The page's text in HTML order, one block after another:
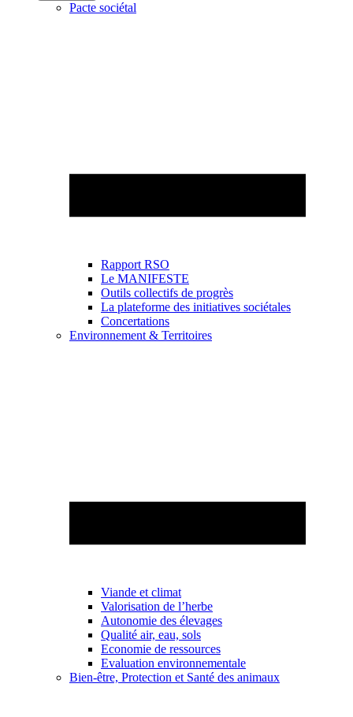
Pacte sociétal
Rapport RSO
Le MANIFESTE
Outils collectifs de progrès
La plateforme des initiatives sociétales
Concertations
Environnement & Territoires
Viande et climat
Valorisation de l’herbe
Autonomie des élevages
Qualité air, eau, sols
Economie de ressources
Evaluation environnementale
Bien-être, Protection et Santé des animaux